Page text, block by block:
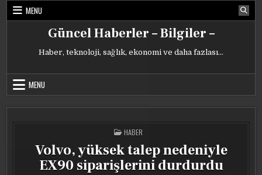
Skip
MENU
Güncel Haberler – Bilgiler –
Haber, teknoloji, sağlık, ekonomi ve daha fazlası…
MENU
POSTED
IN
HABER
Volvo, yüksek talep nedeniyle
EX90 siparişlerini durdurdu